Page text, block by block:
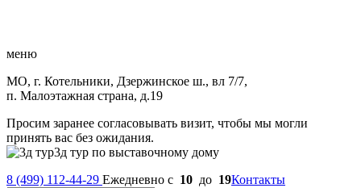
меню
МО, г. Котельники, Дзержинское ш., вл 7/7,
п. Малоэтажная страна, д.19
Просим заранее согласовывать визит, чтобы мы могли
принять вас без ожидания.
3д тур по выставочному дому
8 (499) 112-44-29 Ежедневно с 10 до 19Контакты